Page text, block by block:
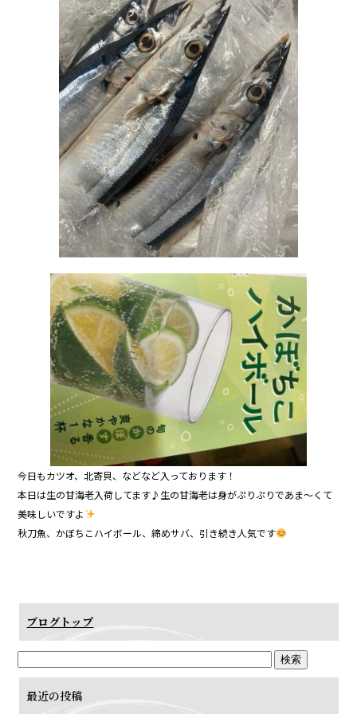
今日もカツオ、北寄貝、などなど入っております！
本日は生の甘海老入荷してます♪生の甘海老は身がぷりぷりであま〜くて
美味しいですよ
秋刀魚、かぼちこハイボール、締めサバ、引き続き人気です
ブログトップ
最近の投稿